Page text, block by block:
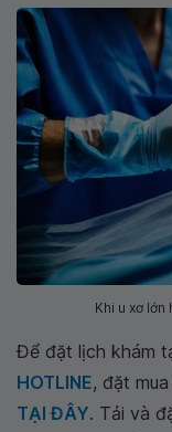
Khi u xơ
Để đặt lịch khám
HOTLINE, đặt mua
TẠI ĐÂY. Tải và